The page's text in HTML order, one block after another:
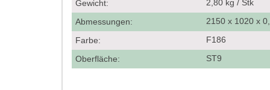
Gewicht:
2,80 kg / Stk
Abmessungen:
2150 x 1020 x
Farbe:
F186
Oberfläche:
ST9